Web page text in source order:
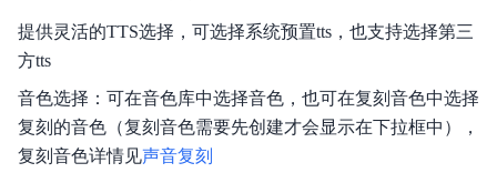
提供灵活的TTS选择，可选择系统预置tts，也支持选择第三
方tts
音色选择：可在音色库中选择音色，也可在复刻音色中选择
复刻的音色（复刻音色需要先创建才会显示在下拉框中），
复刻音色详情见声音复刻